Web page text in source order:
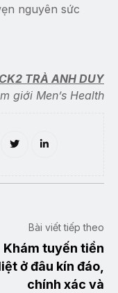
nguyên sức
TRÀ ANH DUY
giới Men’s Health
Bài viết tiếp theo
Khám tuyến tiền
ở đâu kín đáo,
chính xác và